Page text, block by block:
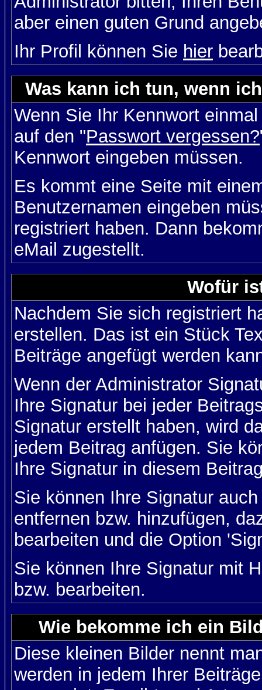
aber einen guten Grund
Ihr Profil können Sie hier
Was kann ich tun, wenn
Wenn Sie Ihr Kennwort
auf den "Passwort vergessen?
Kennwort eingeben müssen.
Es kommt eine Seite mit
Benutzernamen eingeben
registriert haben. Dann
eMail zugestellt.
Wofür
Nachdem Sie sich registriert
erstellen. Das ist ein Stück
Beiträge angefügt werden
Wenn der Administrator
Ihre Signatur bei jeder
Signatur erstellt haben, wird
jedem Beitrag anfügen. Sie
Ihre Signatur in diesem
Sie können Ihre Signatur
entfernen bzw. hinzufügen,
bearbeiten und die Option
Sie können Ihre Signatur mit
bzw. bearbeiten.
Wie bekomme ich ein
Diese kleinen Bilder nennt
werden in jedem Ihrer